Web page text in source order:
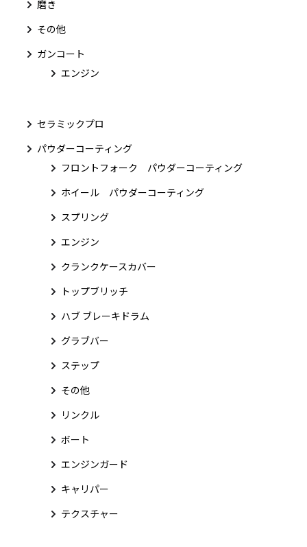
磨き
その他
ガンコート
エンジン
セラミックプロ
パウダーコーティング
フロントフォーク パウダーコーティング
ホイール パウダーコーティング
スプリング
エンジン
クランクケースカバー
トップブリッチ
ハブ ブレーキドラム
グラブバー
ステップ
その他
リンクル
ボート
エンジンガード
キャリパー
テクスチャー